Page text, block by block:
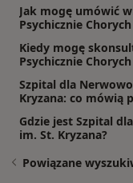
Jak mogę umówić
Psychicznie
Kiedy mogę
Psychicznie
Szpital dla
Kryzana: co mówią
Gdzie jest Szpital
im. St. Kryzana?
Powiązane